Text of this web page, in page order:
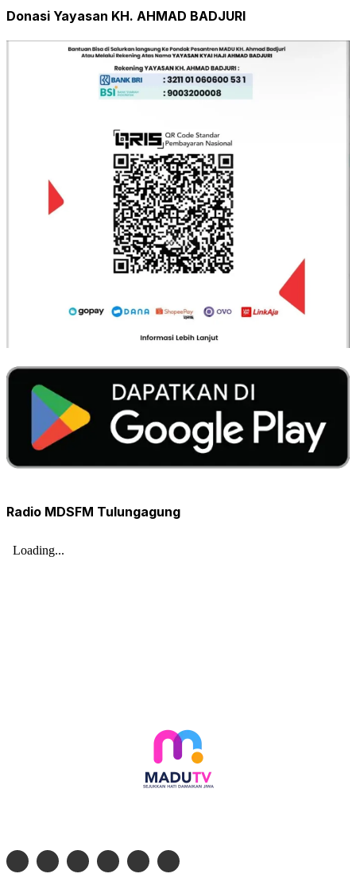
Donasi Yayasan KH. AHMAD BADJURI
Radio MDSFM Tulungagung